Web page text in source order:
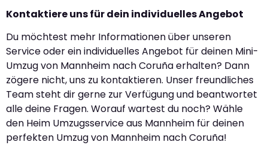
Kontaktiere uns für dein individuelles Angebot
Du möchtest mehr Informationen über unseren
Service oder ein individuelles Angebot für deinen Mini-
Umzug von Mannheim nach Coruña erhalten? Dann
zögere nicht, uns zu kontaktieren. Unser freundliches
Team steht dir gerne zur Verfügung und beantwortet
alle deine Fragen. Worauf wartest du noch? Wähle
den Heim Umzugsservice aus Mannheim für deinen
perfekten Umzug von Mannheim nach Coruña!